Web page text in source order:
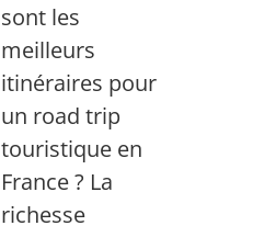
sont les
meilleurs
itinéraires pour
un road trip
touristique en
France ? La
richesse